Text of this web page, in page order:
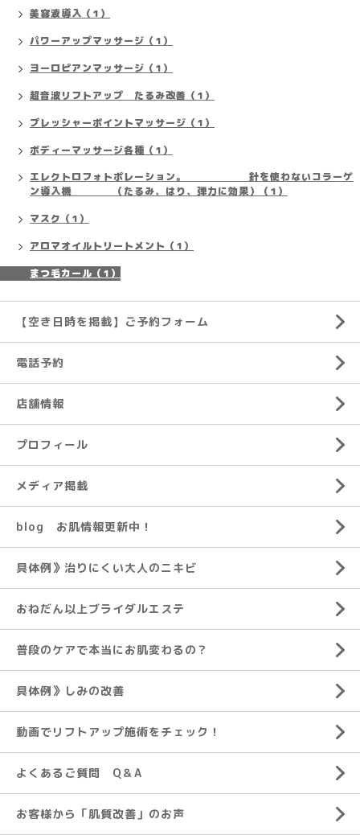
美容液導入（1）
パワーアップマッサージ（1）
ヨーロピアンマッサージ（1）
超音波リフトアップ たるみ改善（1）
プレッシャーポイントマッサージ（1）
ボディーマッサージ各種（1）
エレクトロフォトポレーション。 針を使わないコラーゲ
ン導入機 （たるみ、はり、弾力に効果）（1）
マスク（1）
アロマオイルトリートメント（1）
まつ毛カール（1）
【空き日時を掲載】ご予約フォーム
電話予約
店舗情報
プロフィール
メディア掲載
blog お肌情報更新中！
具体例》治りにくい大人のニキビ
おねだん以上ブライダルエステ
普段のケアで本当にお肌変わるの？
具体例》しみの改善
動画でリフトアップ施術をチェック！
よくあるご質問 Q＆A
お客様から「肌質改善」のお声